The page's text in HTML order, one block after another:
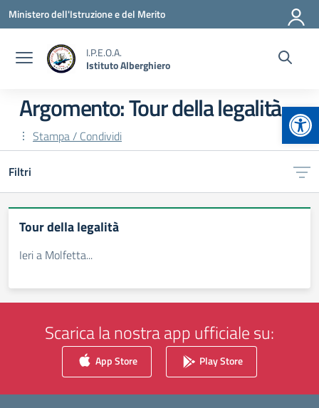
Vai ai contenuti
Vai al menu di navigazione
Vai al footer
Ministero dell'Istruzione e del Merito
I.P.E.O.A.
Istituto Alberghiero
Argomento: Tour della legalità
Stampa / Condividi
Filtri
Tour della legalità
Ieri a Molfetta...
Scarica la nostra app ufficiale su:
App Store Play Store